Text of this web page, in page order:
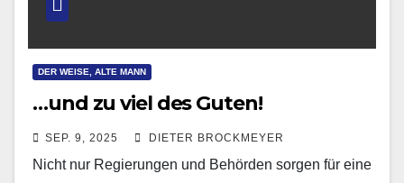
DER WEISE, ALTE MANN
…und zu viel des Guten!
SEP. 9, 2025 DIETER BROCKMEYER
Nicht nur Regierungen und Behörden sorgen für eine